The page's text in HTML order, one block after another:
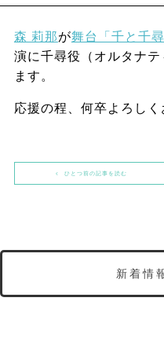
森 莉那が舞台「千と千
演に千尋役（オルタナ
ます。
応援の程、何卒よろしく
ひとつ前の記事を読む
新着情